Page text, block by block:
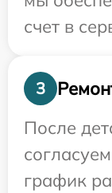
счет в
3
После
график